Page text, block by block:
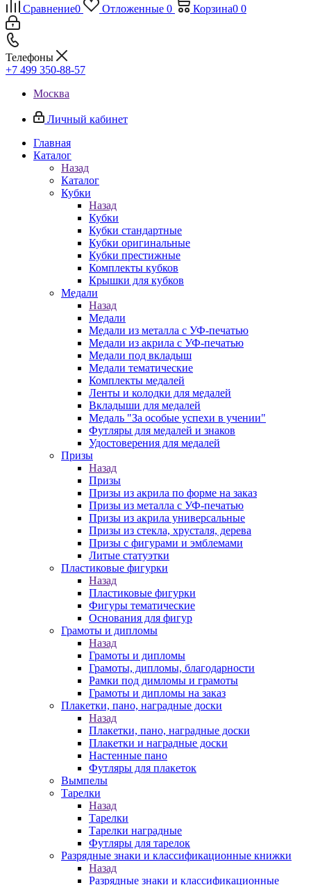
Сравнение0 Отложенные 0 Корзина0 0
Телефоны
+7 499 350-88-57
Москва
Личный кабинет
Главная
Каталог
Назад
Каталог
Кубки
Назад
Кубки
Кубки стандартные
Кубки оригинальные
Кубки престижные
Комплекты кубков
Крышки для кубков
Медали
Назад
Медали
Медали из металла с УФ-печатью
Медали из акрила с УФ-печатью
Медали под вкладыш
Медали тематические
Комплекты медалей
Ленты и колодки для медалей
Вкладыши для медалей
Медаль "За особые успехи в учении"
Футляры для медалей и знаков
Удостоверения для медалей
Призы
Назад
Призы
Призы из акрила по форме на заказ
Призы из металла с УФ-печатью
Призы из акрила универсальные
Призы из стекла, хрусталя, дерева
Призы с фигурами и эмблемами
Литые статуэтки
Пластиковые фигурки
Назад
Пластиковые фигурки
Фигуры тематические
Основания для фигур
Грамоты и дипломы
Назад
Грамоты и дипломы
Грамоты, дипломы, благодарности
Рамки под димломы и грамоты
Грамоты и дипломы на заказ
Плакетки, пано, наградные доски
Назад
Плакетки, пано, наградные доски
Плакетки и наградные доски
Настенные пано
Футляры для плакеток
Вымпелы
Тарелки
Назад
Тарелки
Тарелки наградные
Футляры для тарелок
Разрядные знаки и классификационные книжки
Назад
Разрядные знаки и классификационные